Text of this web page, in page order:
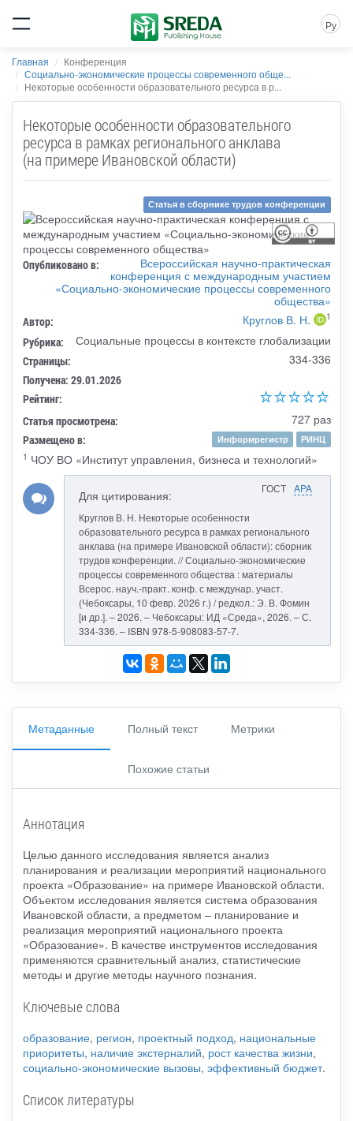
Ру
Главная
Конференция
Социально-экономические процессы современного обще...
Некоторые особенности образовательного ресурса в р...
Некоторые особенности образовательного
ресурса в рамках регионального анклава
(на примере Ивановской области)
Статья в сборнике трудов конференции
Опубликовано в:
Всероссийская научно-практическая
конференция с международным участием
«Социально-экономические процессы современного
общества»
Автор: Круглов В. Н. 1
Рубрика: Социальные процессы в контексте глобализации
Страницы: 334-336
Получена: 29.01.2026
Рейтинг:
Статья просмотрена:
727 раз
Размещено в: Информрегистр
РИНЦ
1 ЧОУ ВО «Институт управления, бизнеса и технологий»
ГОСТ APA
Для цитирования:
Круглов В. Н. Некоторые особенности
образовательного ресурса в рамках регионального
анклава (на примере Ивановской области): сборник
трудов конференции. // Социально-экономические
процессы современного общества : материалы
Всерос. науч.-практ. конф. с междунар. участ.
(Чебоксары, 10 февр. 2026 г.) / редкол.: Э. В. Фомин
[и др.]. – 2026. – Чебоксары: ИД «Среда», 2026. – С.
334-336. – ISBN 978-5-908083-57-7.
Метаданные Полный текст Метрики
Похожие статьи
Аннотация
Целью данного исследования является анализ
планирования и реализации мероприятий национального
проекта «Образование» на примере Ивановской области.
Объектом исследования является система образования
Ивановской области, а предметом – планирование и
реализация мероприятий национального проекта
«Образование». В качестве инструментов исследования
применяются сравнительный анализ, статистические
методы и другие методы научного познания.
Ключевые слова
образование, регион, проектный подход, национальные
приоритеты, наличие экстерналий, рост качества жизни,
социально-экономические вызовы, эффективный бюджет.
Список литературы